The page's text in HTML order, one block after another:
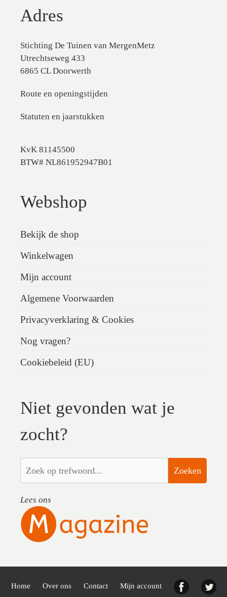
Adres
Stichting De Tuinen van MergenMetz
Utrechtseweg 433
6865 CL Doorwerth
Route en openingstijden
Statuten en jaarstukken
KvK 81145500
BTW# NL861952947B01
Webshop
Bekijk de shop
Winkelwagen
Mijn account
Algemene Voorwaarden
Privacyverklaring & Cookies
Nog vragen?
Cookiebeleid (EU)
Niet gevonden wat je
zocht?
Zoeken
Lees ons
Home Over ons Contact Mijn account Facebook